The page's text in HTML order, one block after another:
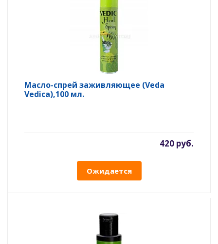
Масло-спрей заживляющее (Veda
Vedica),100 мл.
420 руб.
Ожидается